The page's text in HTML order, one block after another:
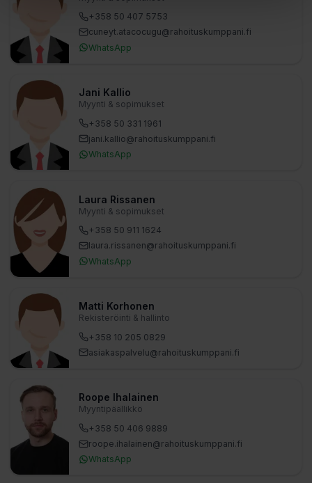
+358 50 407 5753
cuneyt.atacocugu​@rahoituskumppani.fi
WhatsApp
Jani Kallio
Myynti & sopimukset
+358 50 331 1961
jani.kallio​@rahoituskumppani.fi
WhatsApp
Laura Rissanen
Myynti & sopimukset
+358 50 911 1624
laura.rissanen​@rahoituskumppani.fi
WhatsApp
Matti Korhonen
Rekisteröinti & hallinto
+358 10 205 0829
asiakaspalvelu​@rahoituskumppani.fi
Roope Ihalainen
Myyntipäällikkö
+358 50 406 9889
roope.ihalainen​@rahoituskumppani.fi
WhatsApp